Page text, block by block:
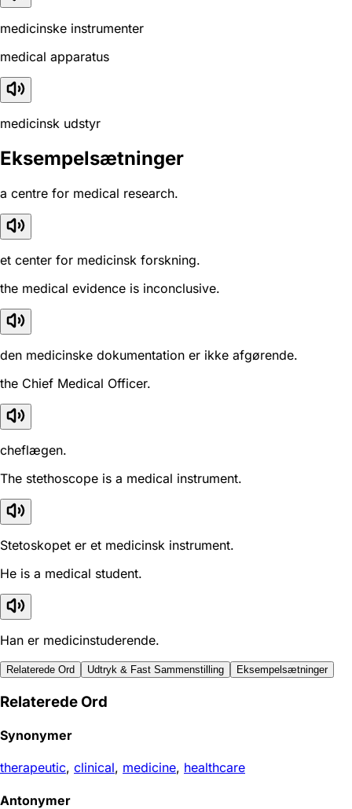
medicinske instrumenter
medical apparatus
medicinsk udstyr
Eksempelsætninger
a centre for medical research.
et center for medicinsk forskning.
the medical evidence is inconclusive.
den medicinske dokumentation er ikke afgørende.
the Chief Medical Officer.
cheflægen.
The stethoscope is a medical instrument.
Stetoskopet er et medicinsk instrument.
He is a medical student.
Han er medicinstuderende.
Relaterede Ord Udtryk & Fast Sammenstilling Eksempelsætninger
Relaterede Ord
Synonymer
therapeutic, clinical, medicine, healthcare
Antonymer